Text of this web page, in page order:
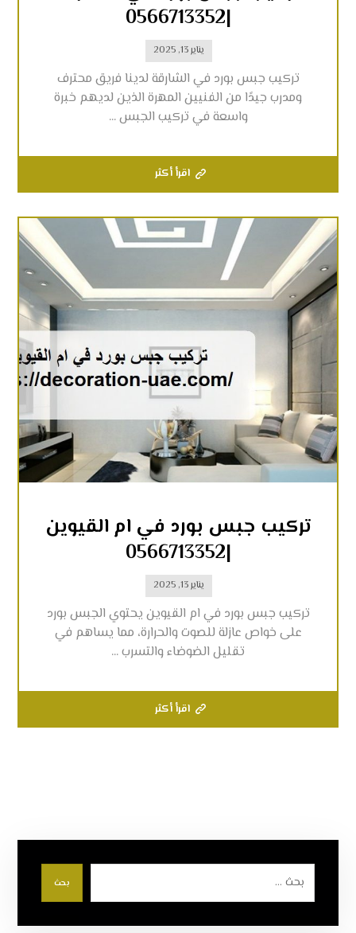
|0566713352
يناير 13, 2025
تركيب جبس بورد في الشارقة لدينا فريق محترف
ومدرب جيدًا من الفنيين المهرة الذين لديهم خبرة
واسعة في تركيب الجبس ...
اقرأ أكثر
تركيب جبس بورد في ام القيوين
|0566713352
يناير 13, 2025
تركيب جبس بورد في ام القيوين يحتوي الجبس بورد
على خواص عازلة للصوت والحرارة، مما يساهم في
تقليل الضوضاء والتسرب ...
اقرأ أكثر
بحث